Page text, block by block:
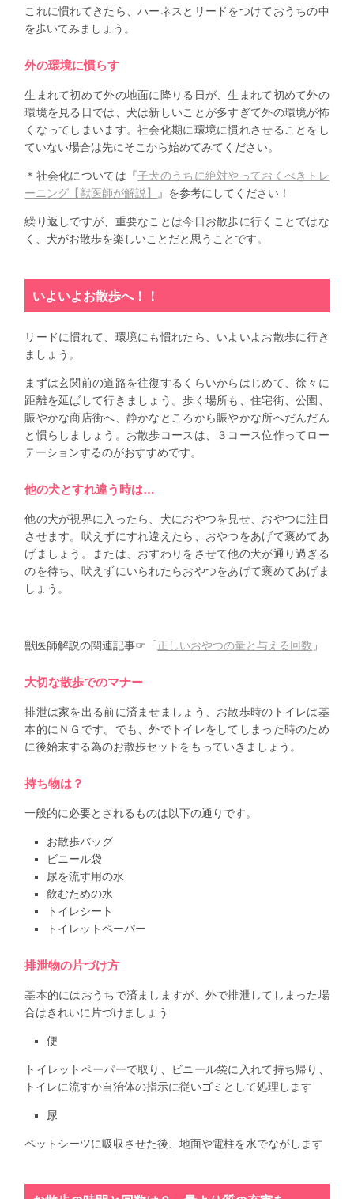
これに慣れてきたら、ハーネスとリードをつけておうちの中
を歩いてみましょう。
外の環境に慣らす
生まれて初めて外の地面に降りる日が、生まれて初めて外の
環境を見る日では、犬は新しいことが多すぎて外の環境が怖
くなってしまいます。社会化期に環境に慣れさせることをし
ていない場合は先にそこから始めてみてください。
＊社会化については『子犬のうちに絶対やっておくべきトレ
ーニング【獣医師が解説】
』を参考にしてください！
繰り返しですが、重要なことは今日お散歩に行くことではな
く、犬がお散歩を楽しいことだと思うことです。
いよいよお散歩へ！！
リードに慣れて、環境にも慣れたら、いよいよお散歩に行き
ましょう。
まずは玄関前の道路を往復するくらいからはじめて、徐々に
距離を延ばして行きましょう。歩く場所も、住宅街、公園、
賑やかな商店街へ、静かなところから賑やかな所へだんだん
と慣らしましょう。お散歩コースは、３コース位作ってロー
テーションするのがおすすめです。
他の犬とすれ違う時は…
他の犬が視界に入ったら、犬におやつを見せ、おやつに注目
させます。吠えずにすれ違えたら、おやつをあげて褒めてあ
げましょう。または、おすわりをさせて他の犬が通り過ぎる
のを待ち、吠えずにいられたらおやつをあげて褒めてあげま
しょう。
獣医師解説の関連記事☞「 正しいおやつの量と与える回数 」
大切な散歩でのマナー
排泄は家を出る前に済ませましょう、お散歩時のトイレは基
本的にＮＧです。でも、外でトイレをしてしまった時のため
に後始末する為のお散歩セットをもっていきましょう。
持ち物は？
一般的に必要とされるものは以下の通りです。
お散歩バッグ
ビニール袋
尿を流す用の水
飲むための水
トイレシート
トイレットペーパー
排泄物の片づけ方
基本的にはおうちで済ましますが、外で排泄してしまった場
合はきれいに片づけましょう
便
トイレットペーパーで取り、ビニール袋に入れて持ち帰り、
トイレに流すか自治体の指示に従いゴミとして処理します
尿
ペットシーツに吸収させた後、地面や電柱を水でながします